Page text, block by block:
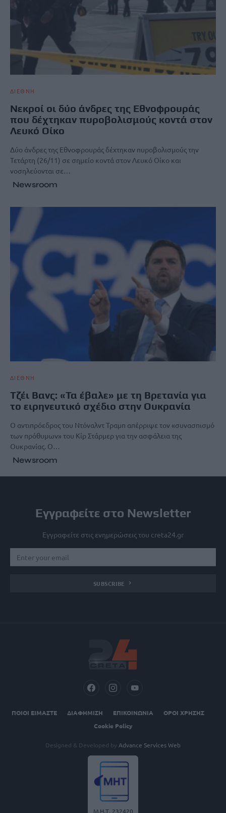
ΔΙΕΘΝΗ
Νεκροί οι δύο άνδρες της Εθνοφρουράς
που δέχτηκαν πυροβολισμούς κοντά στον
Λευκό Οίκο
Δύο άνδρες της Εθνοφρουράς δέχτηκαν πυροβολισμούς την
Τετάρτη (26/11) σε σημείο κοντά στον Λευκό Οίκο και
νοσηλεύονται σε…
Newsroom
ΔΙΕΘΝΗ
Τζέι Βανς: «Τα έβαλε» με τη Βρετανία για
το ειρηνευτικό σχέδιο στην Ουκρανία
Ο αντιπρόεδρος του Ντόναλντ Τραμπ απέρριψε τον «συνασπισμό
των πρόθυμων» του Κίρ Στάρμερ για την ασφάλεια της
Ουκρανίας. Ο…
Newsroom
Εγγραφείτε στο Newsletter
Εγγραφείτε στις ενημερώσεις του creta24.gr
SUBSCRIBE
ΠΟΙΟΙ ΕΙΜΑΣΤΕ ΔΙΑΦΗΜΙΣΗ ΕΠΙΚΟΙΝΩΝΙΑ
ΟΡΟΙ ΧΡΗΣΗΣ
Cookie Policy
Designed & Developed by Advance Services Web
Μ.Η.Τ. 232420